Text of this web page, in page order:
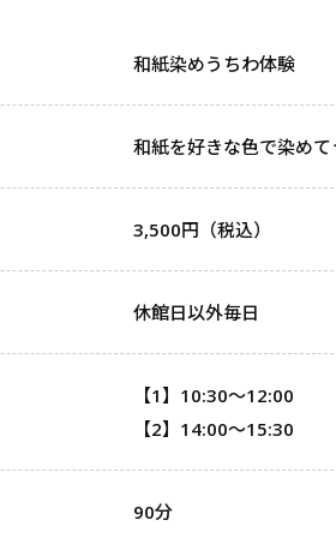
和紙染めうちわ体験
和紙を好きな色で染めて
3,500円（税込）
休館日以外毎日
【1】10:30～12:00
【2】14:00～15:30
90分